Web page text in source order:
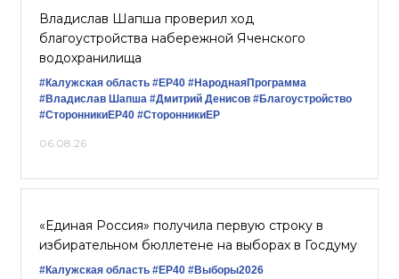
Владислав Шапша проверил ход
благоустройства набережной Яченского
водохранилища
#Калужская область #ЕР40 #НароднаяПрограмма
#Владислав Шапша #Дмитрий Денисов #Благоустройство
#СторонникиЕР40 #СторонникиЕР
06.08.26
«Единая Россия» получила первую строку в
избирательном бюллетене на выборах в Госдуму
#Калужская область #ЕР40 #Выборы2026